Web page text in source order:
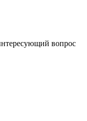
вопрос